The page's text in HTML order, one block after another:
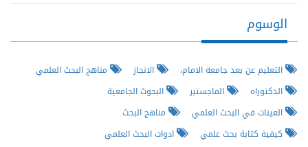
الوسوم
التعليم عن بعد جامعة الامام، الانجاز
مناهج البحث العلمي
الدكتوراه
الماجستير
البحوث الجامعية
العينات في البحث العلمي
مناهج البحث
كيفية كتابة بحث علمي
ادوات البحث العلمي